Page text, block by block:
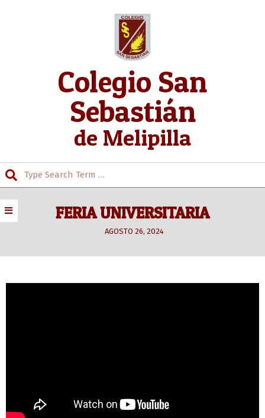
Colegio San
Sebastián
de Melipilla
Navigation
FERIA UNIVERSITARIA
AGOSTO 26, 2024